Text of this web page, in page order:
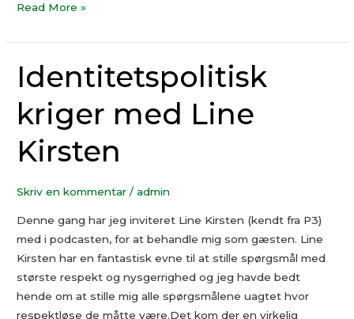
Read More »
Identitetspolitisk
kriger med Line
Kirsten
Skriv en kommentar /admin
Denne gang har jeg inviteret Line Kirsten (kendt fra P3)
med i podcasten, for at behandle mig som gæsten. Line
Kirsten har en fantastisk evne til at stille spørgsmål med
største respekt og nysgerrighed og jeg havde bedt
hende om at stille mig alle spørgsmålene uagtet hvor
respektløse de måtte være.Det kom der en virkelig
Identitetspolitisk
kriger
med
Line
Kirsten